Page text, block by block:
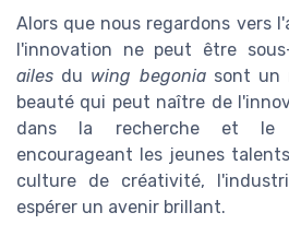
Alors que nous regardons vers
l'innovation ne peut être
ailes du wing begoniasont un
beauté qui peut naître de
dans la recherche et le
encourageant les jeunes
culture de créativité,
espérer un avenir brillant.